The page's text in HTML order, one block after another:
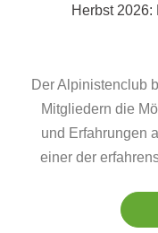
Herbst
Der Alpinistenclub
Mitgliedern die
und Erfahrungen
einer der